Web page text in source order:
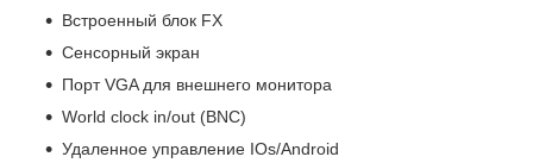
Встроенный блок FX
Сенсорный экран
Порт VGA для внешнего монитора
World clock in/out (BNC)
Удаленное управление IOs/Android